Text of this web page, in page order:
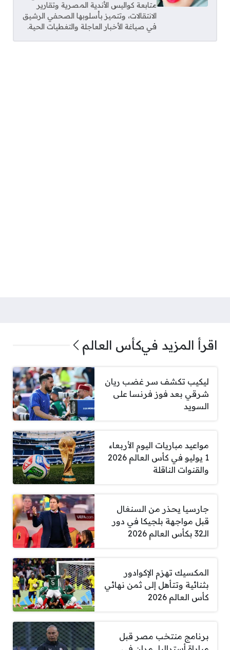
متابعة كواليس الأندية المصرية وتقارير
الانتقالات، وتتميز بأسلوبها الصحفي الرشيق
في صياغة الأخبار العاجلة والتغطيات الحية.
اقرأ المزيد فيكأس العالم
ليكيب تكشف سر غضب ريان
شرقي بعد فوز فرنسا على
السويد
مواعيد مباريات اليوم الأربعاء
1 يوليو في كأس العالم 2026
والقنوات الناقلة
جارسيا يحذر من السنغال
قبل مواجهة بلجيكا في دور
الـ32 بكأس العالم 2026
المكسيك تهزم الإكوادور
بثنائية وتتأهل إلى ثمن نهائي
كأس العالم 2026
برنامج منتخب مصر قبل